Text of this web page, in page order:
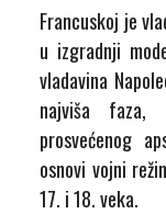
Francuskoj je
u izgradnji
vladavina
najviša faza,
prosvećenog
osnovi vojni
17. i 18. veka.